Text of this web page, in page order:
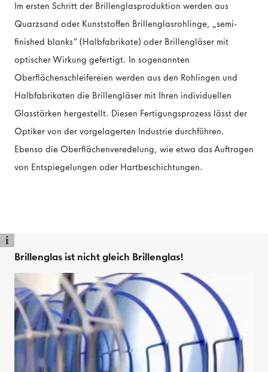
Im ersten Schritt der Brillenglasproduktion werden aus
Quarzsand oder Kunststoffen Brillenglasrohlinge, „semi-
finished blanks“ (Halbfabrikate) oder Brillengläser mit
optischer Wirkung gefertigt. In sogenannten
Oberflächenschleifereien werden aus den Rohlingen und
Halbfabrikaten die Brillengläser mit Ihren individuellen
Glasstärken hergestellt. Diesen Fertigungsprozess lässt der
Optiker von der vorgelagerten Industrie durchführen.
Ebenso die Oberflächenveredelung, wie etwa das Auftragen
von Entspiegelungen oder Hartbeschichtungen.
i
Brillenglas ist nicht gleich Brillenglas!